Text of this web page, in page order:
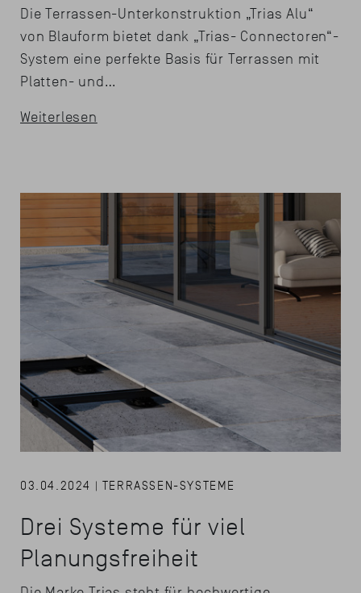
Die Terrassen-Unterkonstruktion „Trias Alu“
von Blauform bietet dank „Trias- Connectoren“-
System eine perfekte Basis für Terrassen mit
Platten- und…
Weiterlesen
03.04.2024 | TERRASSEN-SYSTEME
Drei Systeme für viel
Planungsfreiheit